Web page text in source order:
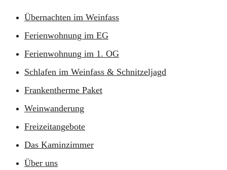
Übernachten im Weinfass
Ferienwohnung im EG
Ferienwohnung im 1. OG
Schlafen im Weinfass & Schnitzeljagd
Frankentherme Paket
Weinwanderung
Freizeitangebote
Das Kaminzimmer
Über uns